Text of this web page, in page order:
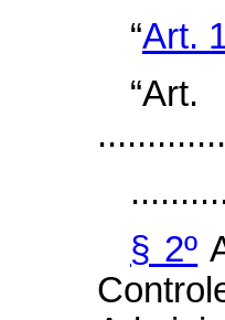
“Art.
§ 2º